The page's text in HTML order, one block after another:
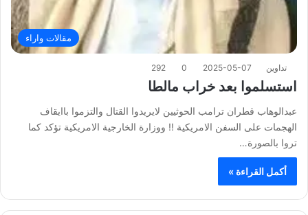
مقالات واراء
تداوين 2025-05-07
0
292
استسلموا بعد خراب مالطا
عبدالوهاب قطران ترامب الحوثيين لايريدوا القتال والتزموا باايقاف
الهجمات على السفن الامريكية !! ووزارة الخارجية الامريكية تؤكد كما
تروا بالصورة…
أكمل القراءة »